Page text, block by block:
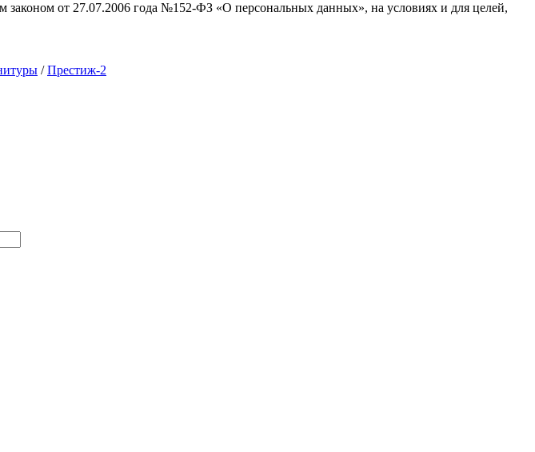
законом от 27.07.2006 года №152-ФЗ «О персональных данных», на условиях и для целей,
/Престиж-2